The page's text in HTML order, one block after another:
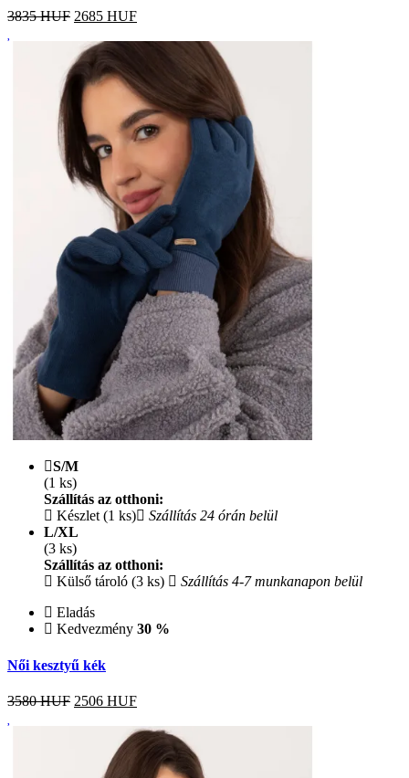
3835 HUF 2685 HUF
S/M
(1 ks)
Szállítás az otthoni:
Készlet (1 ks)
Szállítás 24 órán belül
L/XL
(3 ks)
Szállítás az otthoni:
Külső tároló (3 ks)
Szállítás 4-7 munkanapon belül
Eladás
Kedvezmény 30 %
Női kesztyű kék
3580 HUF 2506 HUF